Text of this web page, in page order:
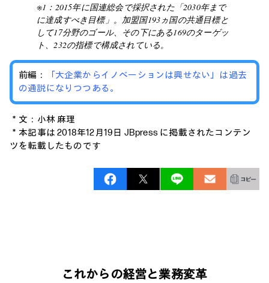
※1：2015年に国連総会で採択された「2030年まで
に達成すべき目標」。加盟国193ヵ国の共通目標と
して17分野のゴール、その下にある169のターゲッ
ト、232の指標で構成されている。
前編：
「大企業からイノベーションは興せない」は過去
の通説になりつつある。
＊文：小林 麻理
＊本記事は 2018年12月19日 JBpress に掲載されたコンテン
ツを転載したものです
これからの経営と業務変革